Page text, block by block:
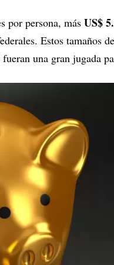
por persona, más US$
Estos tamaños
una gran jugada